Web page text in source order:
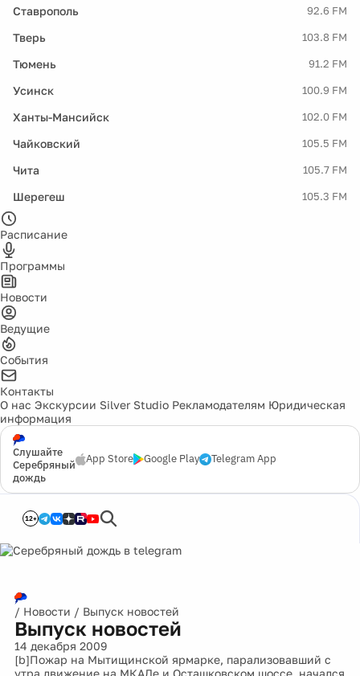
Ставрополь 92.6 FM
Тверь 103.8 FM
Тюмень 91.2 FM
Усинск 100.9 FM
Ханты-Мансийск 102.0 FM
Чайковский 105.5 FM
Чита 105.7 FM
Шерегеш 105.3 FM
Расписание
Программы
Новости
Ведущие
События
Контакты
О нас Экскурсии Silver Studio Рекламодателям Юридическая
информация
Слушайте
Серебряный
дождь
App Store Google Play Telegram App
12+
/ Новости / Выпуск новостей
Выпуск новостей
14 декабря 2009
[b]Пожар на Мытищинской ярмарке, парализовавший с